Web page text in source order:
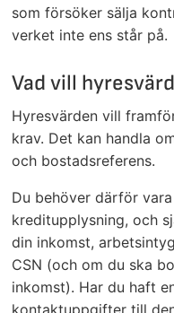
som försöker sälja
verket inte ens står på.
Vad vill
Hyresvärden vill
krav. Det kan handla
och bostadsreferens.
Du behöver därför
kreditupplysning, och
din inkomst,
CSN (och om du ska
inkomst). Har du haft
kontaktuppgifter till